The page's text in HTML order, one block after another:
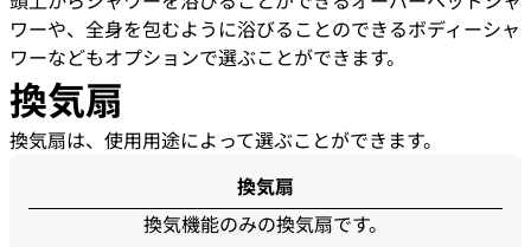
ワーや、全身を包むように浴びることのできるボディーシャ
ワーなどもオプションで選ぶことができます。
換気扇
換気扇は、使用用途によって選ぶことができます。
換気扇
換気機能のみの換気扇です。